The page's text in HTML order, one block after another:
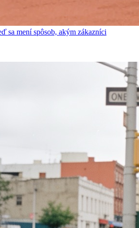
sa mení spôsob, akým zákazníci